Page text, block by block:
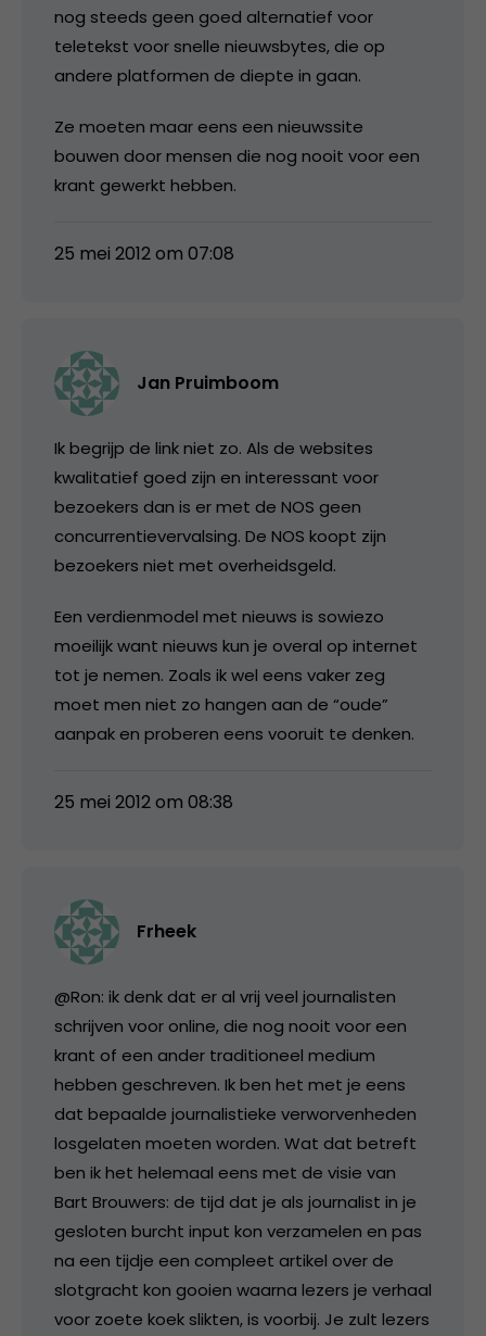
nog steeds geen goed alternatief voor
teletekst voor snelle nieuwsbytes, die op
andere platformen de diepte in gaan.
Ze moeten maar eens een nieuwssite
bouwen door mensen die nog nooit voor een
krant gewerkt hebben.
25 mei 2012 om 07:08
Jan Pruimboom
Ik begrijp de link niet zo. Als de websites
kwalitatief goed zijn en interessant voor
bezoekers dan is er met de NOS geen
concurrentievervalsing. De NOS koopt zijn
bezoekers niet met overheidsgeld.
Een verdienmodel met nieuws is sowiezo
moeilijk want nieuws kun je overal op internet
tot je nemen. Zoals ik wel eens vaker zeg
moet men niet zo hangen aan de “oude”
aanpak en proberen eens vooruit te denken.
25 mei 2012 om 08:38
Frheek
@Ron: ik denk dat er al vrij veel journalisten
schrijven voor online, die nog nooit voor een
krant of een ander traditioneel medium
hebben geschreven. Ik ben het met je eens
dat bepaalde journalistieke verworvenheden
losgelaten moeten worden. Wat dat betreft
ben ik het helemaal eens met de visie van
Bart Brouwers: de tijd dat je als journalist in je
gesloten burcht input kon verzamelen en pas
na een tijdje een compleet artikel over de
slotgracht kon gooien waarna lezers je verhaal
voor zoete koek slikten, is voorbij. Je zult lezers